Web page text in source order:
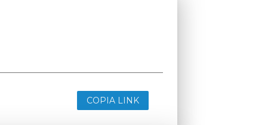
COPIA LINK